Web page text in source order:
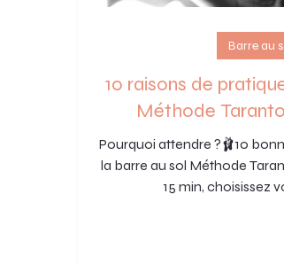
10 raisons de
Méthode
Pourquoi attendre ?🩰10
la barre au sol Méthode
15 min, choisissez
Barre au